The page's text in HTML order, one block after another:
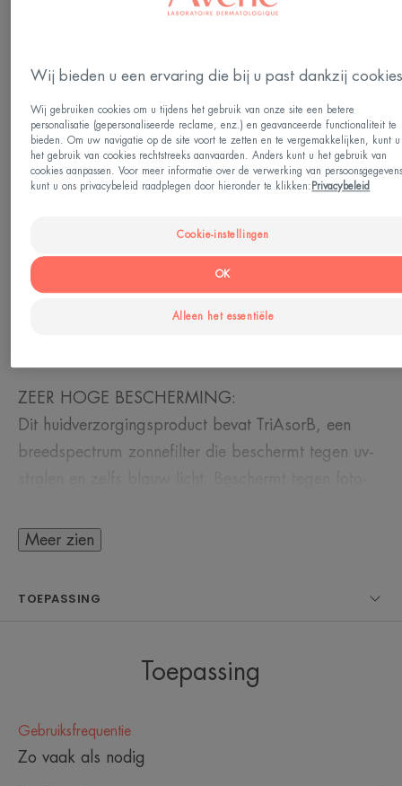
Volwassenen
Huidtype
Gevoelige huid
De Vloeibare fluide tegen pigmentvlekken SPF50+
biedt dagelijks een zeer hoge bescherming tegen
uv B- en/ uv A-stralen en HEV blauw licht om foto-
ZEER HOGE BESCHERMING:
Dit huidverzorgingsproduct bevat TriAsorB, een
breedspectrum zonnefilter die beschermt tegen uv-
TEGEN PIGMENTVLEKKEN:
egaliseert de teint met een lichte dekking.
Meer zien
TOEPASSING
Toepassing
Gebruiksfrequentie
Zo vaak als nodig
Wij bieden u een ervaring die bij u past dankzij
Wij gebruiken cookies om u tijdens het gebruik van onze site een betere
personalisatie (gepersonaliseerde reclame, enz.) en geavanceerde functionaliteit te
bieden. Om uw navigatie op de site voort te zetten en te vergemakkelijken, kunt u
het gebruik van cookies rechtstreeks aanvaarden. Anders kunt u het gebruik van
cookies aanpassen. Voor meer informatie over de verwerking van
kunt u ons privacybeleid raadplegen door hieronder te klikken: Privacybeleid
Cookie-instellingen
Alleen het essentiële
OK